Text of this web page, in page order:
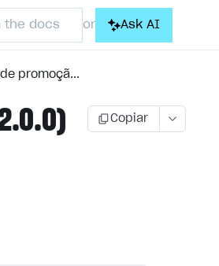
the docs or Ask AI
promoçã...
Copiar